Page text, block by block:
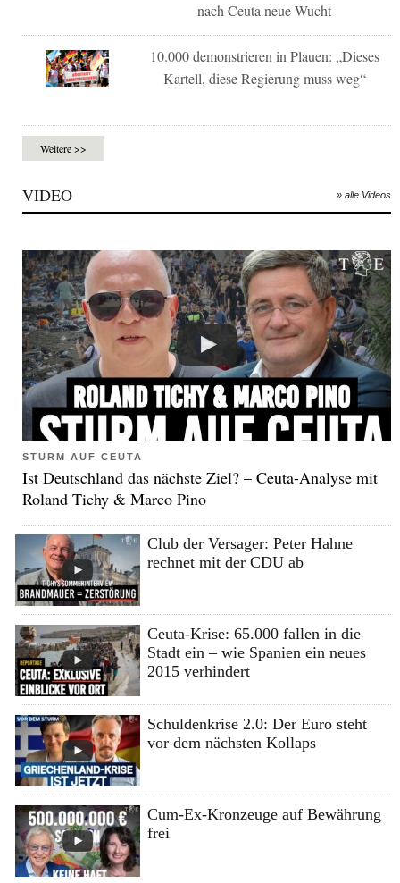
nach Ceuta neue Wucht
10.000 demonstrieren in Plauen: „Dieses
Kartell, diese Regierung muss weg“
Weitere >>
VIDEO » alle Videos
STURM AUF CEUTA
Ist Deutschland das nächste Ziel? – Ceuta-Analyse mit
Roland Tichy & Marco Pino
Club der Versager: Peter Hahne
rechnet mit der CDU ab
Ceuta-Krise: 65.000 fallen in die
Stadt ein – wie Spanien ein neues
2015 verhindert
Schuldenkrise 2.0: Der Euro steht
vor dem nächsten Kollaps
Cum-Ex-Kronzeuge auf Bewährung
frei